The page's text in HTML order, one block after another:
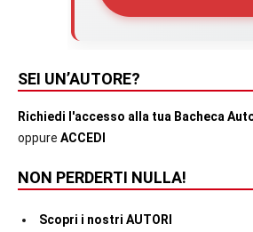
SEI UN’AUTORE?
Richiedi l'accesso alla tua Bacheca
oppure ACCEDI
NON PERDERTI NULLA!
Scopri i nostri AUTORI